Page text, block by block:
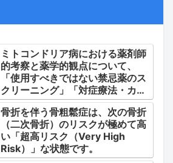
ミトコンドリア病における薬剤師
的考察と薬学的観点について、
「使用すべきではない禁忌薬のス
クリーニング」「対症療法・カク
テル療法の適正使用」「画期的な
新薬・DDSの動向」の3つの軸か
ら整理します。
骨折を伴う骨粗鬆症は、次の骨折
（二次骨折）のリスクが極めて高
い「超高リスク（Very High
Risk）」な状態です。